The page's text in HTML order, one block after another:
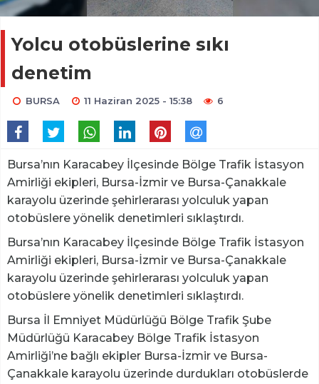
Yolcu otobüslerine sıkı
denetim
BURSA 11 Haziran 2025 - 15:38 6
Bursa’nın Karacabey İlçesinde Bölge Trafik İstasyon
Amirliği ekipleri, Bursa-İzmir ve Bursa-Çanakkale
karayolu üzerinde şehirlerarası yolculuk yapan
otobüslere yönelik denetimleri sıklaştırdı.
Bursa’nın Karacabey İlçesinde Bölge Trafik İstasyon
Amirliği ekipleri, Bursa-İzmir ve Bursa-Çanakkale
karayolu üzerinde şehirlerarası yolculuk yapan
otobüslere yönelik denetimleri sıklaştırdı.
Bursa İl Emniyet Müdürlüğü Bölge Trafik Şube
Müdürlüğü Karacabey Bölge Trafik İstasyon
Amirliği’ne bağlı ekipler Bursa-İzmir ve Bursa-
Çanakkale karayolu üzerinde durdukları otobüslerde